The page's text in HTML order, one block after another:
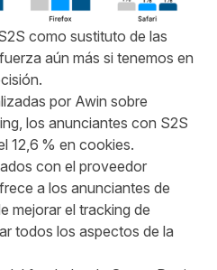
como sustituto de las
aún más si tenemos en
por Awin sobre
los anunciantes con S2S
12,6 % en cookies.
con el proveedor
a los anunciantes de
mejorar el tracking de
todos los aspectos de la